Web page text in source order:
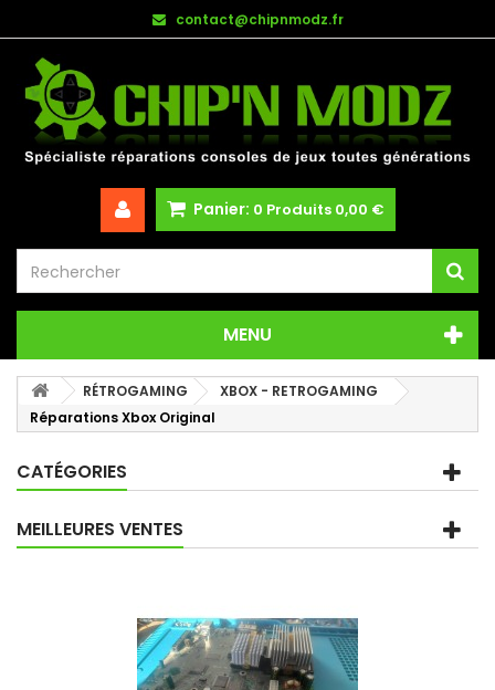
contact@chipnmodz.fr
Panier: 0 Produits 0,00 €
MENU
RÉTROGAMING
XBOX - RETROGAMING
Réparations Xbox Original
CATÉGORIES
MEILLEURES VENTES